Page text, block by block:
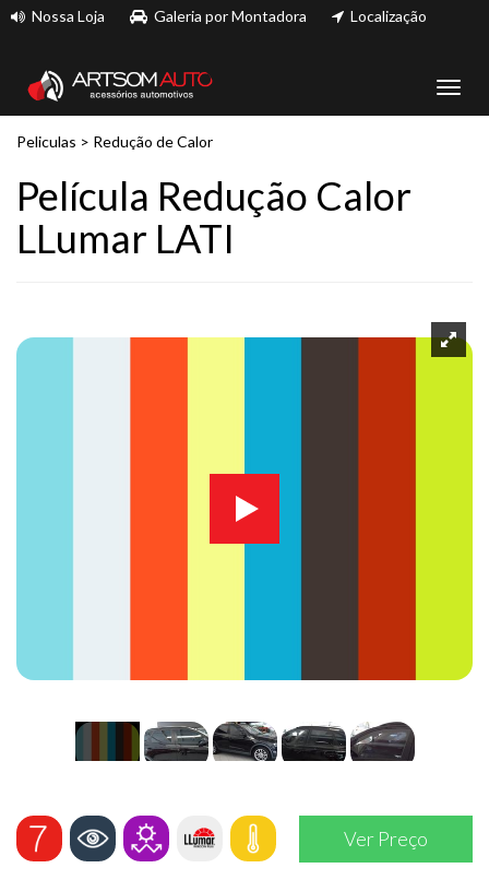
Nossa Loja Galeria por Montadora Localização
Peliculas > Redução de Calor
Película Redução Calor
LLumar LATI
Ver Preço